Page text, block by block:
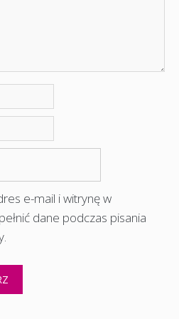
e-mail i witrynę w
dane podczas pisania